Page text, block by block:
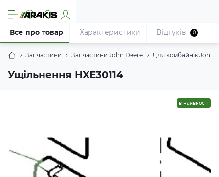
Запчастини Запчастини John Deere Для комбайнів John
Ущільнення HXE30114
Все про товар Характеристики Відгуків 0
в наявності